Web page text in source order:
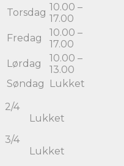
Torsdag 10.00 –
17.00
Fredag
10.00 –
17.00
Lørdag
10.00 –
13.00
Søndag
Lukket
2/4
Lukket
3/4
Lukket